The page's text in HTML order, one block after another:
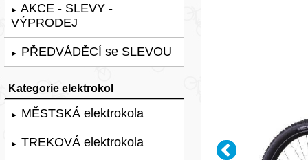
► AKCE - SLEVY -
VÝPRODEJ
► PŘEDVÁDĚCÍ se SLEVOU
Kategorie elektrokol
► MĚSTSKÁ elektrokola
► TREKOVÁ elektrokola